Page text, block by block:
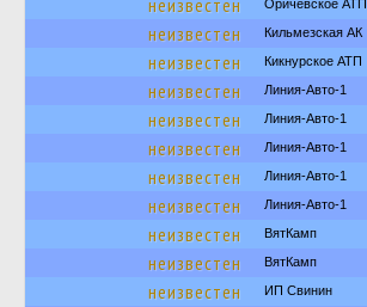
неизвестен Оричевское АТП
неизвестен Кильмезская АК
неизвестен Кикнурское АТП
неизвестен Линия-Авто-1
неизвестен Линия-Авто-1
неизвестен Линия-Авто-1
неизвестен Линия-Авто-1
неизвестен Линия-Авто-1
неизвестен ВятКамп
неизвестен ВятКамп
неизвестен ИП Свинин